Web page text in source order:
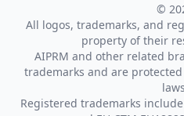
©
All logos, trademarks, and
property of their
AIPRM and other related
trademarks and are
Registered trademarks include